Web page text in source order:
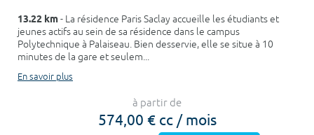
13.22 km- La résidence Paris Saclay accueille les étudiants et
jeunes actifs au sein de sa résidence dans le campus
Polytechnique à Palaiseau. Bien desservie, elle se situe à 10
minutes de la gare et seulem...
En savoir plus
à partir de
574,00 € cc / mois